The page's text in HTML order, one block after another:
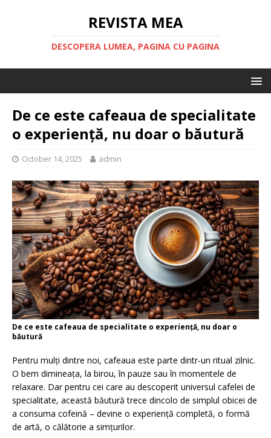
REVISTA MEA
DESCOPERA LUMEA, PAGINA CU PAGINA
De ce este cafeaua de specialitate
o experiență, nu doar o băutură
October 14, 2025 admin
De ce este cafeaua de specialitate o experiență, nu doar o
băutură
Pentru mulți dintre noi, cafeaua este parte dintr-un ritual zilnic.
O bem dimineața, la birou, în pauze sau în momentele de
relaxare. Dar pentru cei care au descoperit universul cafelei de
specialitate, această băutură trece dincolo de simplul obicei de
a consuma cofeină – devine o experiență completă, o formă
de artă, o călătorie a simțurilor.